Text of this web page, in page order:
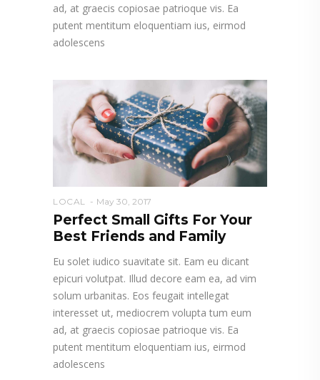
ad, at graecis copiosae patrioque vis. Ea
putent mentitum eloquentiam ius, eirmod
adolescens
LOCAL May 30, 2017
Perfect Small Gifts For Your
Best Friends and Family
Eu solet iudico suavitate sit. Eam eu dicant
epicuri volutpat. Illud decore eam ea, ad vim
solum urbanitas. Eos feugait intellegat
interesset ut, mediocrem volupta tum eum
ad, at graecis copiosae patrioque vis. Ea
putent mentitum eloquentiam ius, eirmod
adolescens